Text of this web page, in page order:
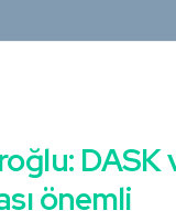
önemli